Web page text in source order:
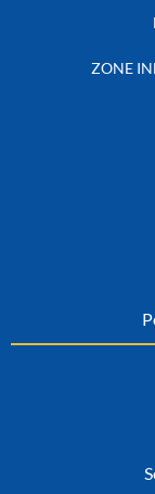
ZONE